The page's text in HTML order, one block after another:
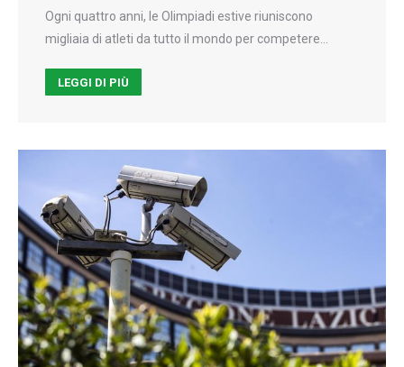
Ogni quattro anni, le Olimpiadi estive riuniscono
migliaia di atleti da tutto il mondo per competere…
LEGGI DI PIÙ